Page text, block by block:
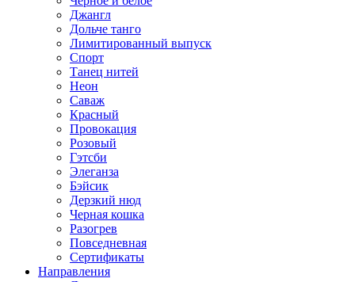
Джангл
Дольче танго
Лимитированный выпуск
Спорт
Танец нитей
Неон
Саваж
Красный
Провокация
Розовый
Гэтсби
Элеганза
Бэйсик
Дерзкий нюд
Черная кошка
Разогрев
Повседневная
Сертификаты
Направления